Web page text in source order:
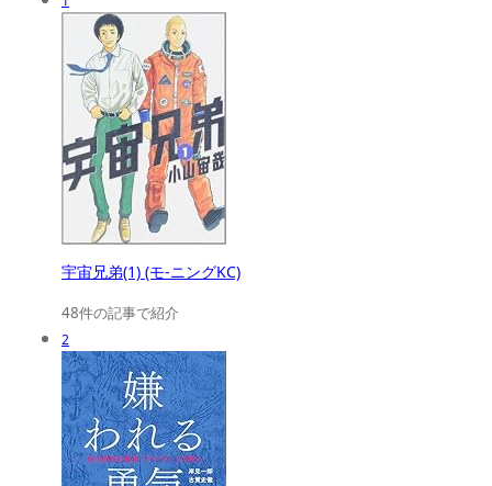
宇宙兄弟(1) (モ-ニングKC)
48件の記事で紹介
2